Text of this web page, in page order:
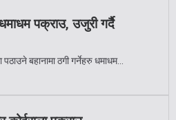
धमाधम पक्राउ, उजुरी गर्दै
बहानामा ठगी गर्नेहरु धमाधम...